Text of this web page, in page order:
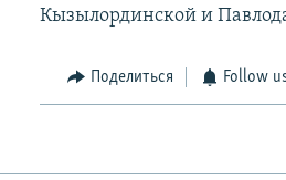
Кызылординской и
Поделиться Follow